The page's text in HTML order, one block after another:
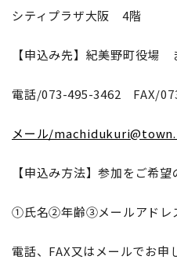
シティプラザ大阪 4階
【申込み先】紀美野町役場
電話/073-495-3462 FAX/
メール/
【申込み方法】参加をご希望
①氏名②年齢③メールアドレ
電話、FAX又はメールでお申